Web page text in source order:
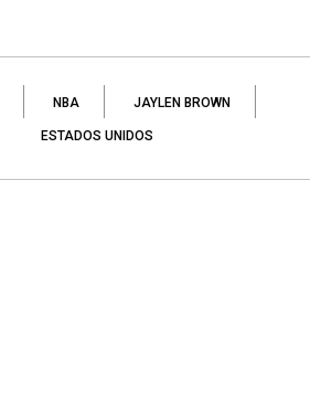
NBA JAYLEN BROWN
ESTADOS UNIDOS